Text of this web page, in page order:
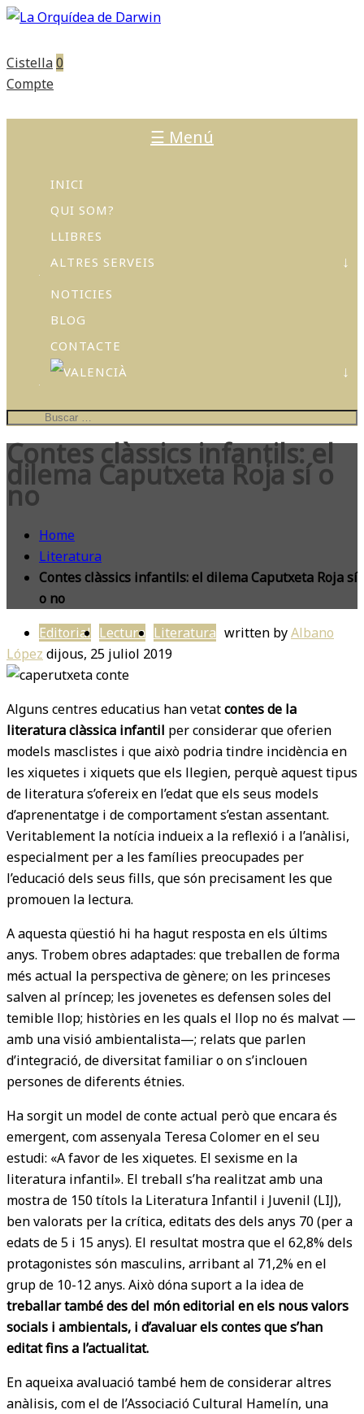
Cistella0
Compte
☰ Menú
INICI
QUI SOM?
LLIBRES
ALTRES SERVEIS
ACTIVITATS
TALLERS
CONTES
PERSONALIZATS
IL·LUSTRA
TEU
COL·LE
NOTICIES
BLOG
CONTACTE
Contes clàssics infantils: el
dilema Caputxeta Roja sí o
no
Home
Literatura
Contes clàssics infantils: el dilema Caputxeta Roja sí
o no
Editorial Lectura Literatura written byAlbano
López dijous, 25 juliol 2019
Alguns centres educatius han vetatcontes de la
literatura clàssica infantil per considerar que oferien
models masclistes i que això podria tindre incidència en
les xiquetes i xiquets que els llegien, perquè aquest tipus
de literatura s’ofereix en l’edat que els seus models
d’aprenentatge i de comportament s’estan assentant.
Veritablement la notícia indueix a la reflexió i a l’anàlisi,
especialment per a les famílies preocupades per
l’educació dels seus fills, que són precisament les que
promouen la lectura.
A aquesta qüestió hi ha hagut resposta en els últims
anys. Trobem obres adaptades: que treballen de forma
més actual la perspectiva de gènere; on les princeses
salven al príncep; les jovenetes es defensen soles del
temible llop; històries en les quals el llop no és malvat —
amb una visió ambientalista—; relats que parlen
d’integració, de diversitat familiar o on s’inclouen
persones de diferents étnies.
Ha sorgit un model de conte actual però que encara és
emergent, com assenyala Teresa Colomer en el seu
estudi: «A favor de les xiquetes. El sexisme en la
literatura infantil». El treball s’ha realitzat amb una
mostra de 150 títols la Literatura Infantil i Juvenil (LIJ),
ben valorats per la crítica, editats des dels anys 70 (per a
edats de 5 i 15 anys). El resultat mostra que el 62,8% dels
protagonistes són masculins, arribant al 71,2% en el
grup de 10-12 anys. Això dóna suport a la idea de
treballar també des del món editorial en els nous valors
socials i ambientals, i d’avaluar els contes que s’han
editat fins a l’actualitat.
En aqueixa avaluació també hem de considerar altres
anàlisis, com el de l’Associació Cultural Hamelín, una